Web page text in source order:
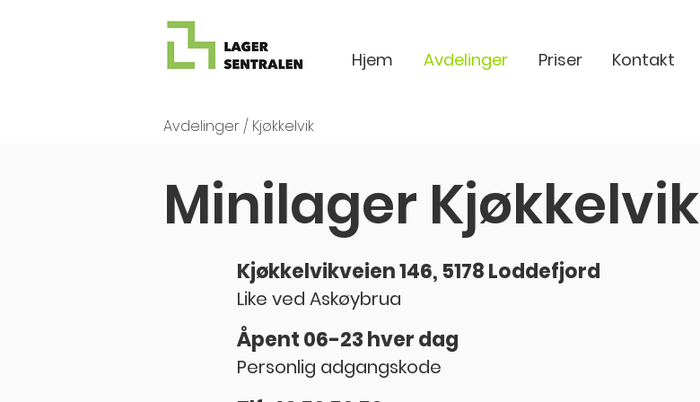
Hjem Avdelinger Priser Kontakt
Avdelinger / Kjøkkelvik
Minilager Kjøkkelvik
Kjøkkelvikveien 146, 5178 Loddefjord
Like ved Askøybrua
Åpent 06-23 hver dag
Personlig adgangskode